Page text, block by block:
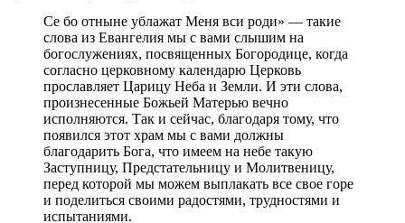
Се бо отныне ублажат Меня вси роди» — такие
слова из Евангелия мы с вами слышим на
богослужениях, посвященных Богородице, когда
согласно церковному календарю Церковь
прославляет Царицу Неба и Земли. И эти слова,
произнесенные Божьей Матерью вечно
исполняются. Так и сейчас, благодаря тому, что
появился этот храм мы с вами должны
благодарить Бога, что имеем на небе такую
Заступницу, Предстательницу и Молитвеницу,
перед которой мы можем выплакать все свое горе
и поделиться своими радостями, трудностями и
испытаниями.